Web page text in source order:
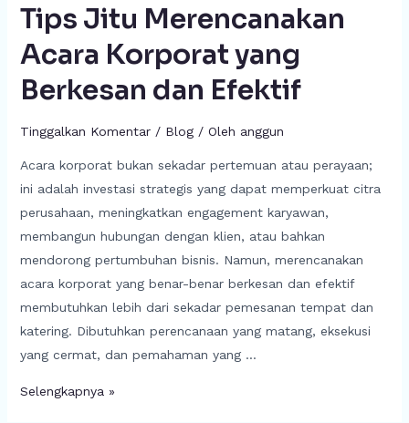
Tips Jitu Merencanakan
Acara Korporat yang
Berkesan dan Efektif
Tinggalkan Komentar / Blog/ Oleh anggun
Acara korporat bukan sekadar pertemuan atau perayaan;
ini adalah investasi strategis yang dapat memperkuat citra
perusahaan, meningkatkan engagement karyawan,
membangun hubungan dengan klien, atau bahkan
mendorong pertumbuhan bisnis. Namun, merencanakan
acara korporat yang benar-benar berkesan dan efektif
membutuhkan lebih dari sekadar pemesanan tempat dan
katering. Dibutuhkan perencanaan yang matang, eksekusi
yang cermat, dan pemahaman yang …
Selengkapnya »